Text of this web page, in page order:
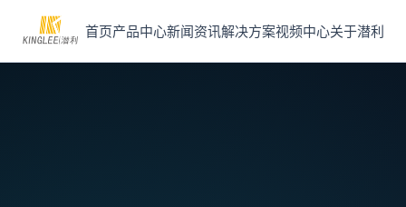
首页产品中心新闻资讯解决方案视频中心关于潜利